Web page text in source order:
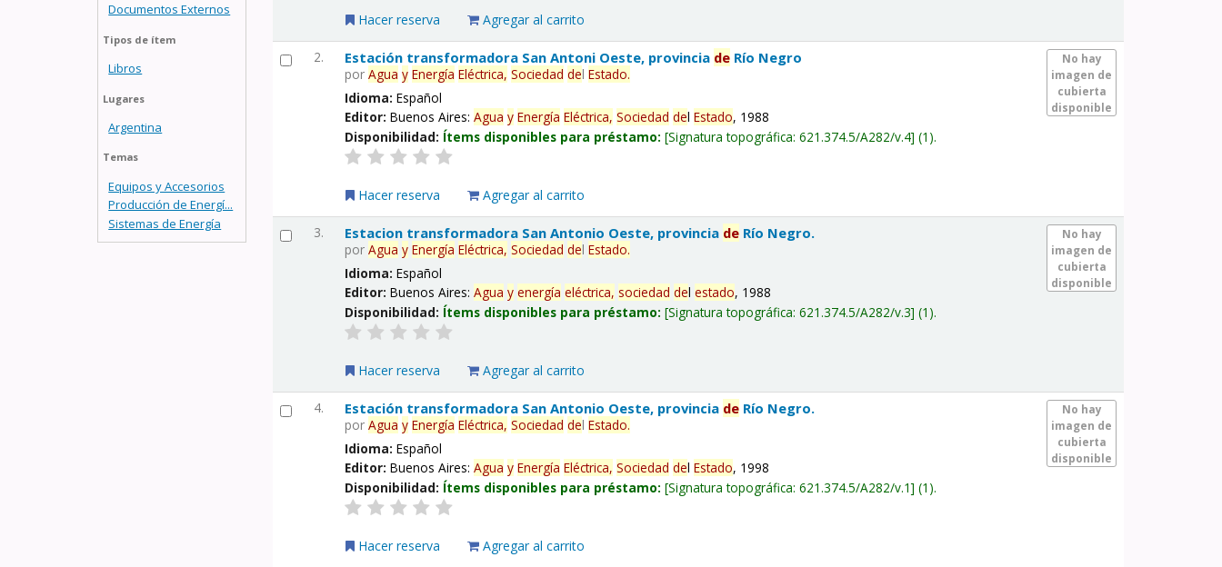
Documentos Externos
Tipos de ítem
Libros
Lugares
Argentina
Temas
Equipos y Accesorios
Producción de Energí...
Sistemas de Energía
Hacer reserva Agregar al carrito
2.
No hay
imagen de
cubierta
disponible
Estación transformadora San Antoni Oeste, provincia de Río Negro
porAgua y Energía Eléctrica, Sociedad delEstado.
Idioma:Español
Editor:Buenos Aires:Agua y Energía Eléctrica, Sociedad delEstado, 1988
Disponibilidad: Ítems disponibles para préstamo: Signatura topográfica:621.374.5/A282/v.4 (1).
Hacer reserva Agregar al carrito
3.
No hay
imagen de
cubierta
disponible
Estacion transformadora San Antonio Oeste, provincia de Río Negro.
porAgua y Energía Eléctrica, Sociedad delEstado.
Idioma:Español
Editor:Buenos Aires:Agua y energía eléctrica, sociedad delestado, 1988
Disponibilidad: Ítems disponibles para préstamo: Signatura topográfica:621.374.5/A282/v.3 (1).
Hacer reserva Agregar al carrito
4.
No hay
imagen de
cubierta
disponible
Estación transformadora San Antonio Oeste, provincia de Río Negro.
porAgua y Energía Eléctrica, Sociedad delEstado.
Idioma:Español
Editor:Buenos Aires:Agua y Energía Eléctrica, Sociedad delEstado, 1998
Disponibilidad: Ítems disponibles para préstamo: Signatura topográfica:621.374.5/A282/v.1 (1).
Hacer reserva Agregar al carrito